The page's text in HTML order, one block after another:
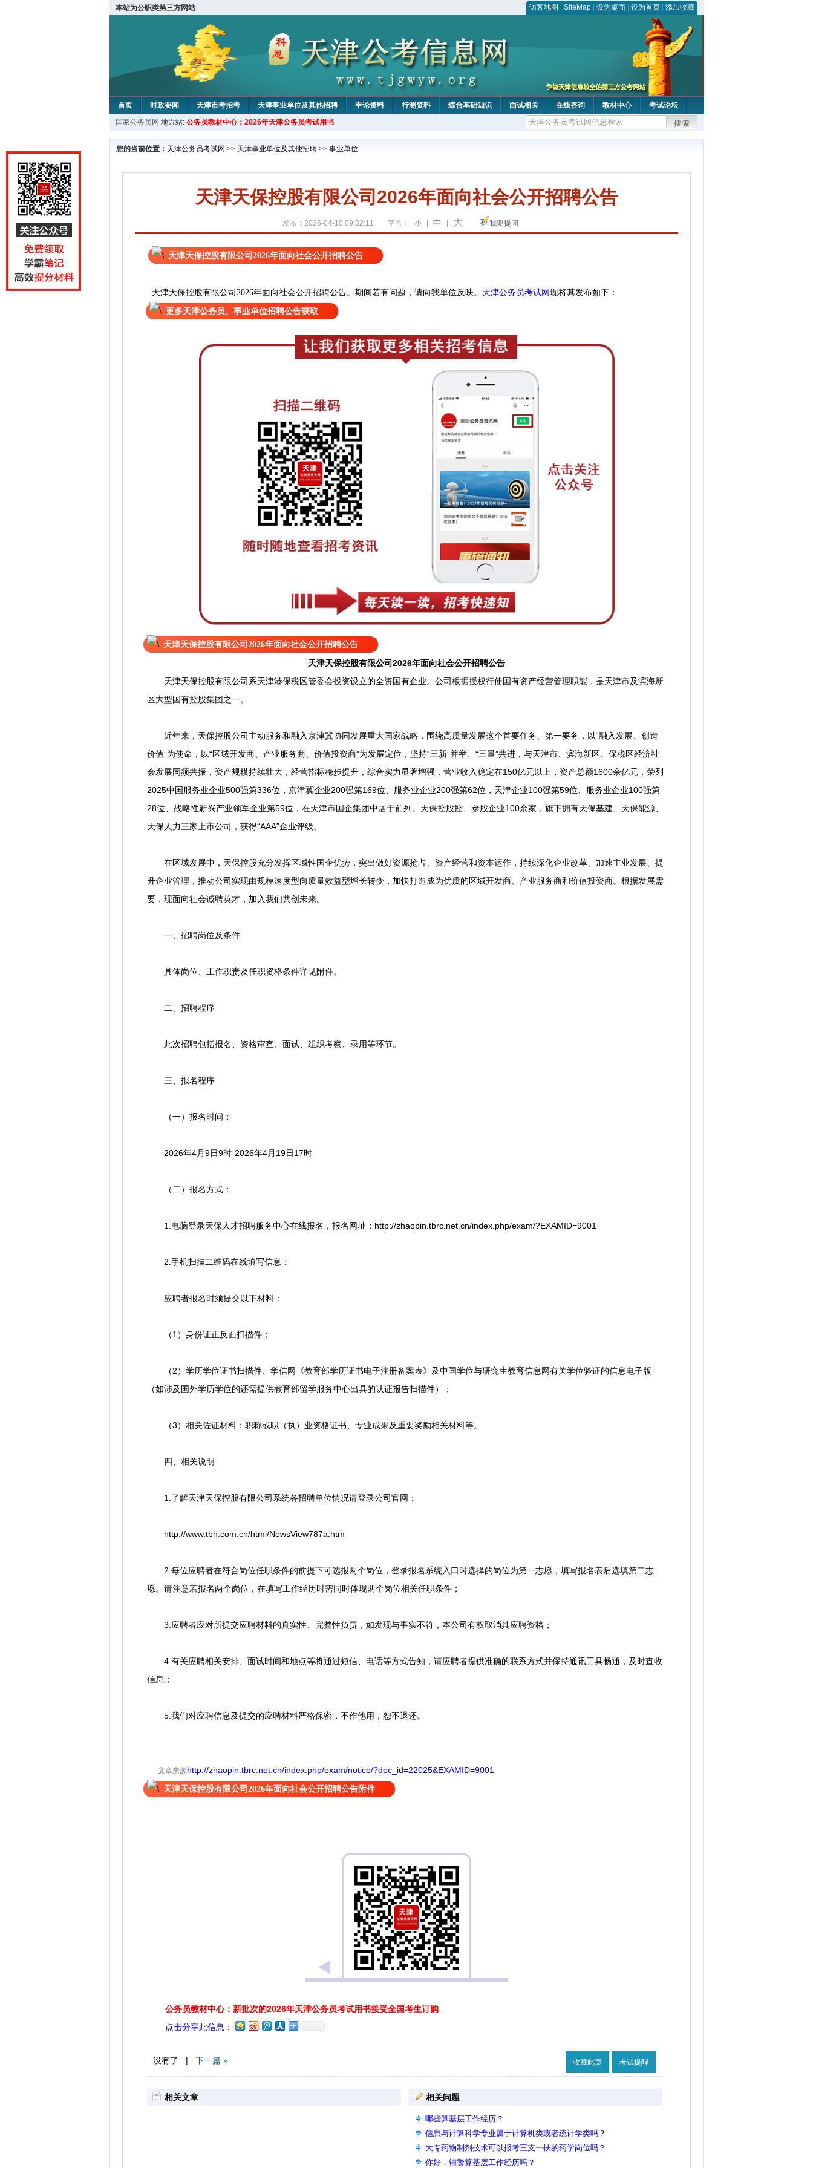
本站为公职类第三方网站 访客地图 SiteMap 设为桌面 设为首页 添加收藏
首页 时政要闻 天津市考招考 天津事业单位及其他招聘 申论资料 行测资料 综合基础知识 面试相关 在线咨询 教材中心 考试论坛
教材中心
国家公务员网 地方站: 公务员教材中心：2026年天津公务员考试用书 搜索
您的当前位置： 天津公务员考试网 >> 天津事业单位及其他招聘 >> 事业单位
天津天保控股有限公司2026年面向社会公开招聘公告
发布：2026-04-10 09:32:11 字号： 小 中 大 我要提问
天津天保控股有限公司2026年面向社会公开招聘公告
天津天保控股有限公司2026年面向社会公开招聘公告。 期间若有问题，请向我单位反映。 天津公务员考试网现将其发布如下：
更多天津公务员、事业单位招聘公告获取
天津天保控股有限公司2026年面向社会公开招聘公告
天津天保控股有限公司2026年面向社会公开招聘公告
天津天保控股有限公司系天津港保税区管委会投资设立的全资国有企业。公司根据授权行使国有资产经营管理职能，是天津市及滨海新
区大型国有控股集团之一。
近年来，天保控股公司主动服务和融入京津冀协同发展重大国家战略，围绕高质量发展这个首要任务、第一要务，以“融入发展、创造
价值”为使命，以“区域开发商、产业服务商、价值投资商”为发展定位，坚持“三新”并举、“三量”共进，与天津市、滨海新区、保税区经济社
会发展同频共振，资产规模持续壮大，经营指标稳步提升，综合实力显著增强，营业收入稳定在150亿元以上，资产总额1600余亿元，荣列
2025中国服务业企业500强第336位，京津冀企业200强第169位、服务业企业200强第62位，天津企业100强第59位、服务业企业100强第
28位、战略性新兴产业领军企业第59位，在天津市国企集团中居于前列。天保控股控、参股企业100余家，旗下拥有天保基建、天保能源、
天保人力三家上市公司，获得“AAA”企业评级。
在区域发展中，天保控股充分发挥区域性国企优势，突出做好资源抢占、资产经营和资本运作，持续深化企业改革、加速主业发展、提
升企业管理，推动公司实现由规模速度型向质量效益型增长转变，加快打造成为优质的区域开发商、产业服务商和价值投资商。根据发展需
要，现面向社会诚聘英才，加入我们共创未来。
一、招聘岗位及条件
具体岗位、工作职责及任职资格条件详见附件。
二、招聘程序
此次招聘包括报名、资格审查、面试、组织考察、录用等环节。
三、报名程序
（一）报名时间：
2026年4月9日9时-2026年4月19日17时
（二）报名方式：
1.电脑登录天保人才招聘服务中心在线报名，报名网址：http://zhaopin.tbrc.net.cn/index.php/exam/?EXAMID=9001
2.手机扫描二维码在线填写信息：
应聘者报名时须提交以下材料：
（1）身份证正反面扫描件；
（2）学历学位证书扫描件、学信网《教育部学历证书电子注册备案表》及中国学位与研究生教育信息网有关学位验证的信息电子版
（如涉及国外学历学位的还需提供教育部留学服务中心出具的认证报告扫描件）；
（3）相关佐证材料：职称或职（执）业资格证书、专业成果及重要奖励相关材料等。
四、相关说明
1.了解天津天保控股有限公司系统各招聘单位情况请登录公司官网：
http://www.tbh.com.cn/html/NewsView787a.htm
2.每位应聘者在符合岗位任职条件的前提下可选报两个岗位，登录报名系统入口时选择的岗位为第一志愿，填写报名表后选填第二志
愿。请注意若报名两个岗位，在填写工作经历时需同时体现两个岗位相关任职条件；
3.应聘者应对所提交应聘材料的真实性、完整性负责，如发现与事实不符，本公司有权取消其应聘资格；
4.有关应聘相关安排、面试时间和地点等将通过短信、电话等方式告知，请应聘者提供准确的联系方式并保持通讯工具畅通，及时查收
信息；
5.我们对应聘信息及提交的应聘材料严格保密，不作他用，恕不退还。
文章来源http://zhaopin.tbrc.net.cn/index.php/exam/notice/?doc_id=22025&EXAMID=9001
天津天保控股有限公司2026年面向社会公开招聘公告附件
公务员教材中心：新批次的2026年天津公务员考试用书接受全国考生订购
点击分享此信息：
没有了 | 下一篇 » 收藏此页 考试提醒
相关文章 相关问题
哪些算基层工作经历？
信息与计算科学专业属于计算机类或者统计学类吗？
大专药物制剂技术可以报考三支一扶的药学岗位吗？
你好，辅警算基层工作经历吗？